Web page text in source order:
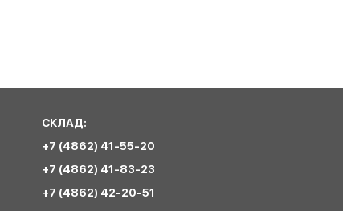
СКЛАД:
+7 (4862) 41-55-20
+7 (4862) 41-83-23
+7 (4862) 42-20-51